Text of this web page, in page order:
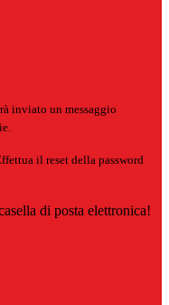
inviato un messaggio
il reset della password
di posta elettronica!